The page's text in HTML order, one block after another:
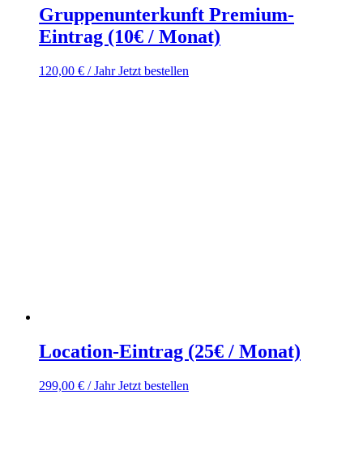
Gruppenunterkunft Premium-
Eintrag (10€ / Monat)
120,00 € / Jahr Jetzt bestellen
Location-Eintrag (25€ / Monat)
299,00 € / Jahr Jetzt bestellen